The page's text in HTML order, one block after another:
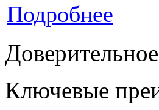
Подробнее
Ключевые